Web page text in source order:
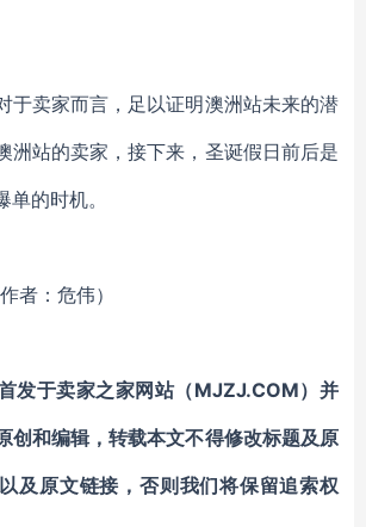
于卖家而言，足以证明澳洲站未来的潜
洲站的卖家，接下来，圣诞假日前后是
的时机。
者：危伟）
发于卖家之家网站（MJZJ.COM）并
创和编辑，转载本文不得修改标题及原
及原文链接，否则我们将保留追索权